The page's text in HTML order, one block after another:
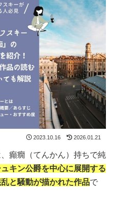
2023.10.16 2026.01.21
癲癇（てんかん）持ちで純
キン公爵を中心に展開する
と騒動が描かれた作品で